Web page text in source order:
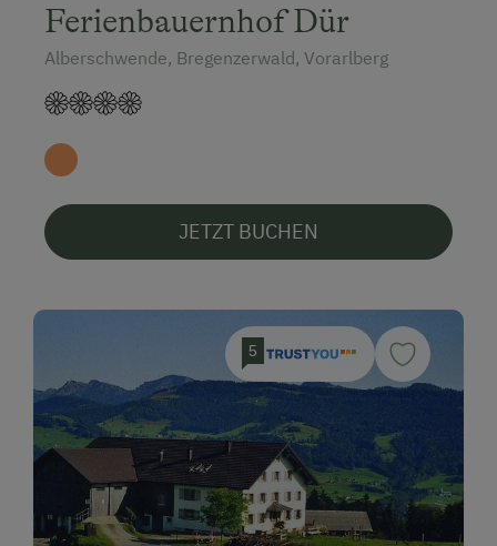
Ferienbauernhof Dür
Alberschwende, Bregenzerwald, Vorarlberg
JETZT BUCHEN
5